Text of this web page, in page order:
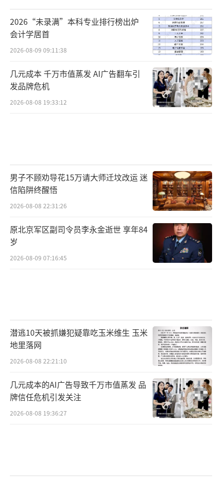
2026“未录满”本科专业排行榜出炉
会计学居首
2026-08-09 09:11:38
几元成本 千万市值蒸发 AI广告翻车引
发品牌危机
2026-08-08 19:33:12
男子不顾劝导花15万请大师迁坟改运 迷
信陷阱终醒悟
2026-08-08 22:31:26
原北京军区副司令员李永金逝世 享年84
岁
2026-08-09 07:16:45
潜逃10天被抓嫌犯疑靠吃玉米维生 玉米
地里落网
2026-08-08 22:21:10
几元成本的AI广告导致千万市值蒸发 品
牌信任危机引发关注
2026-08-08 19:36:27